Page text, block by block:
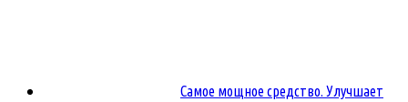
Самое мощное средство. Улучшает